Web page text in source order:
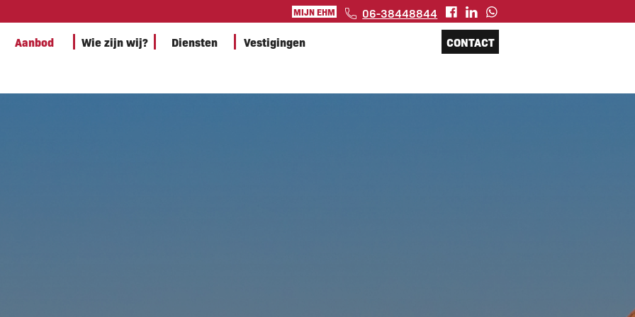
MIJN EHM
06-38448844
Aanbod
Wie zijn wij? Diensten Vestigingen CONTACT